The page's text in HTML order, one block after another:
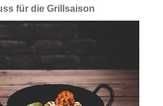
für die Grillsaison